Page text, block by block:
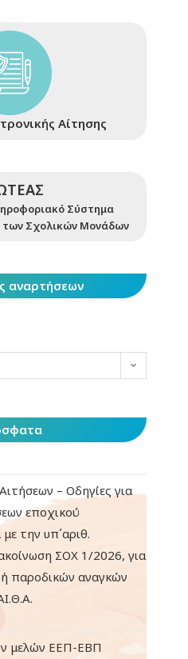
Αίτησης
Σύστημα
των Σχολικών Μονάδων
αναρτήσεων
– Οδηγίες για
εποχικού
την υπ΄αριθ.
ΣΟΧ 1/2026, για
παροδικών αναγκών
μελών ΕΕΠ-ΕΒΠ